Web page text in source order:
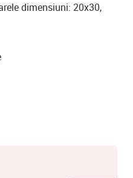
dimensiuni: 20x30,